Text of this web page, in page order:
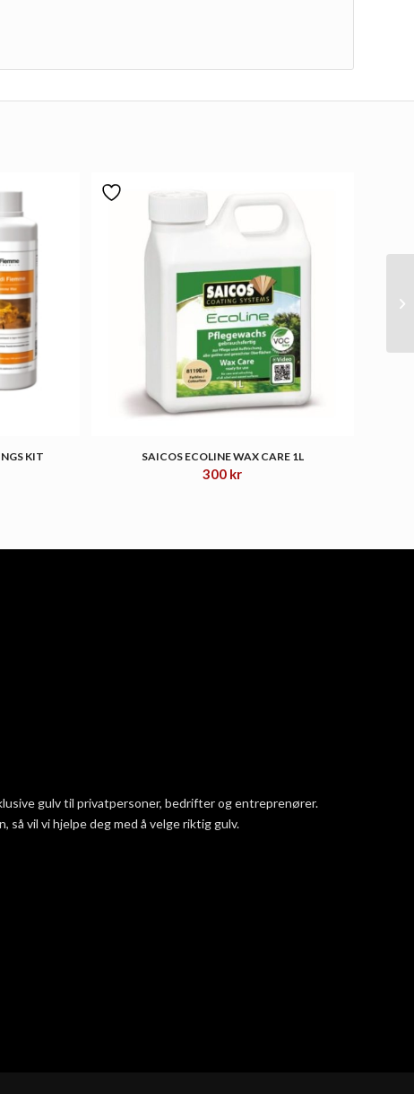
KIT SAICOS ECOLINE WAX CARE 1L
300 kr
gulv til privatpersoner, bedrifter og entreprenører.
så vil vi hjelpe deg med å velge riktig gulv.